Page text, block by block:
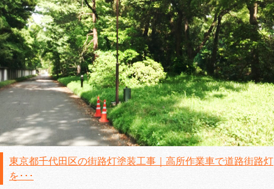
東京都千代田区の街路灯塗装工事｜高所作業車で道路街路灯
を･･･